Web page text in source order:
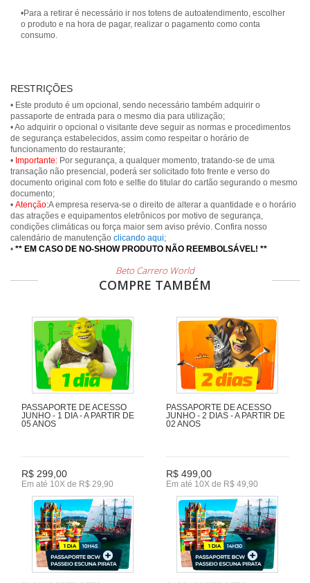
•Para a retirar é necessário ir nos totens de autoatendimento, escolher
o produto e na hora de pagar, realizar o pagamento como conta
consumo.
RESTRIÇÕES
• Este produto é um opcional, sendo necessário também adquirir o
passaporte de entrada para o mesmo dia para utilização;
• Ao adquirir o opcional o visitante deve seguir as normas e procedimentos
de segurança estabelecidos, assim como respeitar o horário de
funcionamento do restaurante;
• Importante: Por segurança, a qualquer momento, tratando-se de uma
transação não presencial, poderá ser solicitado foto frente e verso do
documento original com foto e selfie do titular do cartão segurando o mesmo
documento;
• Atenção:A empresa reserva-se o direito de alterar a quantidade e o horário
das atrações e equipamentos eletrônicos por motivo de segurança,
condições climáticas ou força maior sem aviso prévio. Confira nosso
calendário de manutenção clicando aqui;
• ** EM CASO DE NO-SHOW PRODUTO NÃO REEMBOLSÁVEL! **
Beto Carrero World
COMPRE TAMBÉM
PASSAPORTE DE ACESSO
JUNHO - 1 DIA - A PARTIR DE
05 ANOS
R$ 299,00
Em até 10X de R$ 29,90
PASSAPORTE DE ACESSO
JUNHO - 2 DIAS - A PARTIR DE
02 ANOS
R$ 499,00
Em até 10X de R$ 49,90